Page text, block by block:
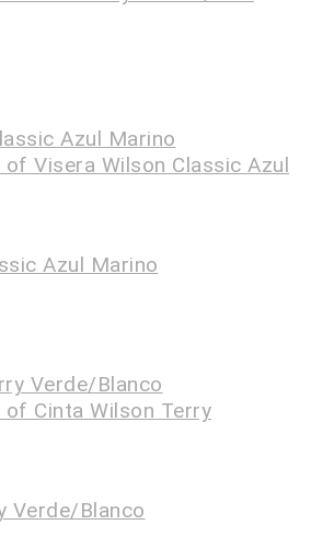
Azul Marino
Verde/Blanco